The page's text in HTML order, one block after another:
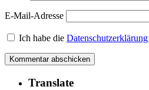
E-Mail-Adresse
Ich habe die Datenschutzerklärung
Translate